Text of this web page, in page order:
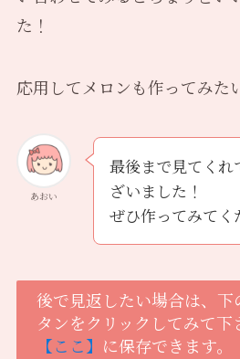
た！
応用してメロンも作ってみた
あおい
最後まで見てくれ
ざいました！
ぜひ作ってみてく
後で見返したい場合は、下
タンをクリックしてみて下
【ここ】 に保存できます。